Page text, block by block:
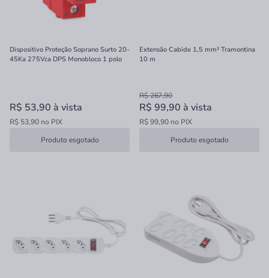
Dispositivo Proteção Soprano Surto 20-
45Ka 275Vca DPS Monobloco 1 polo
R$ 53,90 à vista
R$ 53,90 no PIX
Produto esgotado
Extensão Cabide 1,5 mm² Tramontina
10 m
R$ 267,90
R$ 99,90 à vista
R$ 99,90 no PIX
Produto esgotado